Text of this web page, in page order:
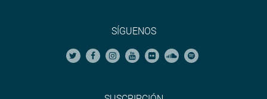
SÍGUENOS